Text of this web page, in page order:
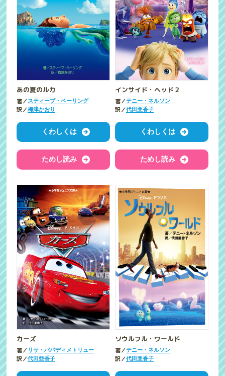
あの夏のルカ
著／スティーブ・ベーリング
訳／梅津かおり
くわしくは
ためし読み
インサイド・ヘッド２
著／テニー・ネルソン
訳／代田亜香子
くわしくは
ためし読み
カーズ
著／ リサ・パパディメトリュー
訳／代田亜香子
ソウルフル・ワールド
著／テニー・ネルソン
訳／代田亜香子